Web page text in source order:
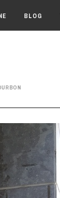
BLOG